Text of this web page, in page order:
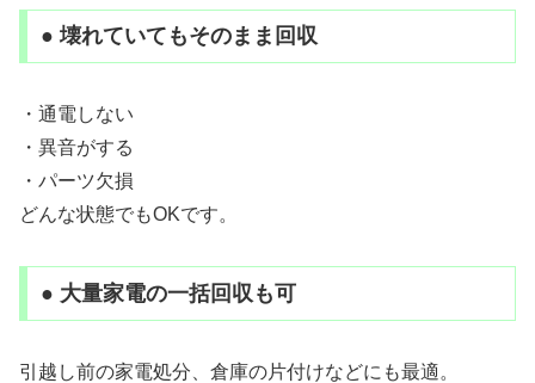
● 壊れていてもそのまま回収
・通電しない
・異音がする
・パーツ欠損
どんな状態でもOKです。
● 大量家電の一括回収も可
引越し前の家電処分、倉庫の片付けなどにも最適。